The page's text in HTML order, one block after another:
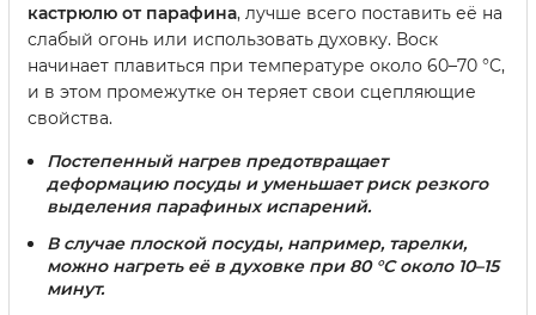
кастрюлю от парафина, лучше всего поставить её на
слабый огонь или использовать духовку. Воск
начинает плавиться при температуре около 60–70 °C,
и в этом промежутке он теряет свои сцепляющие
свойства.
Постепенный нагрев предотвращает
деформацию посуды и уменьшает риск резкого
выделения парафиных испарений.
В случае плоской посуды, например, тарелки,
можно нагреть её в духовке при 80 °C около 10–15
минут.